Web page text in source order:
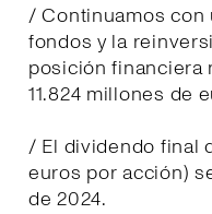
/ Continuamos con
fondos y la
posición financiera
11.824 millones de
/ El dividendo final
euros por acción)
de 2024.